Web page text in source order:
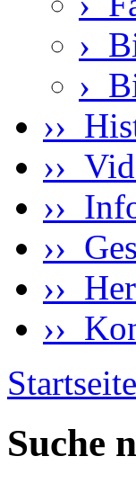
›
›
››
››
››
››
››
››
Startseite
Suche